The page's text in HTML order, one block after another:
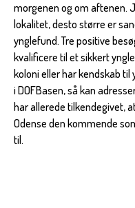
morgenen og om aftenen.
lokalitet, desto større er
ynglefund. Tre positive
kvalificere til et sikkert
koloni eller har kendskab
i DOFBasen, så kan
har allerede tilkendegivet,
Odense den kommende
til.